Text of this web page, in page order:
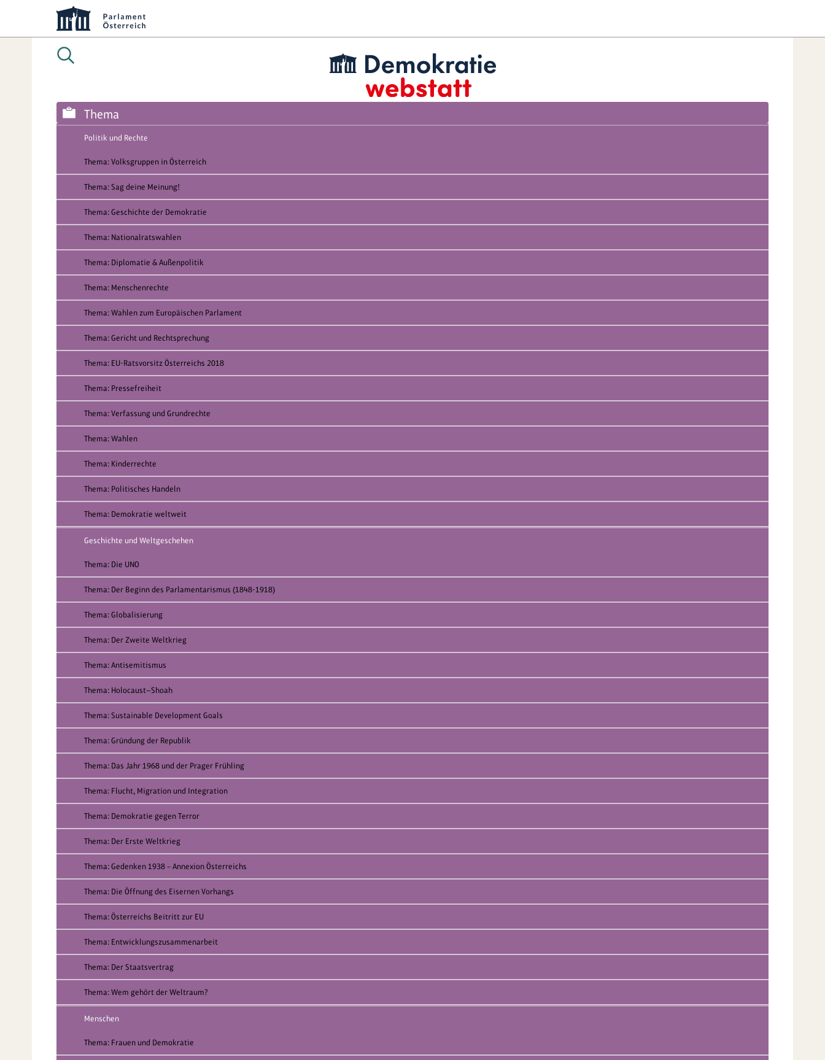
Thema
Politik und Rechte
Thema: Volksgruppen in Österreich
Thema: Sag deine Meinung!
Thema: Geschichte der Demokratie
Thema: Nationalratswahlen
Thema: Diplomatie & Außenpolitik
Thema: Menschenrechte
Thema: Wahlen zum Europäischen Parlament
Thema: Gericht und Rechtsprechung
Thema: EU-Ratsvorsitz Österreichs 2018
Thema: Pressefreiheit
Thema: Verfassung und Grundrechte
Thema: Wahlen
Thema: Kinderrechte
Thema: Politisches Handeln
Thema: Demokratie weltweit
Geschichte und Weltgeschehen
Thema: Die UNO
Thema: Der Beginn des Parlamentarismus (1848-1918)
Thema: Globalisierung
Thema: Der Zweite Weltkrieg
Thema: Antisemitismus
Thema: Holocaust—Shoah
Thema: Sustainable Development Goals
Thema: Gründung der Republik
Thema: Das Jahr 1968 und der Prager Frühling
Thema: Flucht, Migration und Integration
Thema: Demokratie gegen Terror
Thema: Der Erste Weltkrieg
Thema: Gedenken 1938 – Annexion Österreichs
Thema: Die Öffnung des Eisernen Vorhangs
Thema: Österreichs Beitritt zur EU
Thema: Entwicklungszusammenarbeit
Thema: Der Staatsvertrag
Thema: Wem gehört der Weltraum?
Menschen
Thema: Frauen und Demokratie